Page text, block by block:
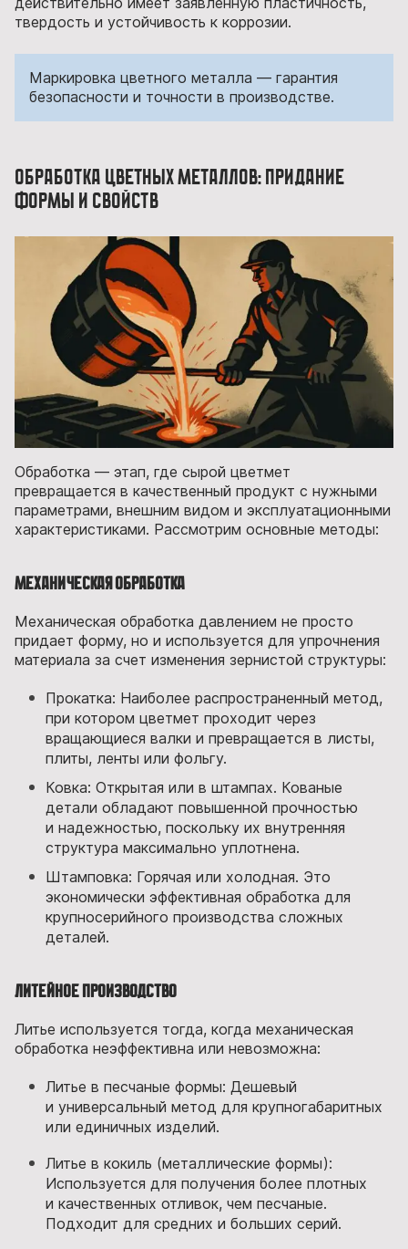
твердость и устойчивость к коррозии.
Маркировка цветного металла — гарантия
безопасности и точности в производстве.
Обработка цветных металлов: придание
формы и свойств
Обработка — этап, где сырой цветмет
превращается в качественный продукт с нужными
параметрами, внешним видом и эксплуатационными
характеристиками. Рассмотрим основные методы:
Механическая обработка
Механическая обработка давлением не просто
придает форму, но и используется для упрочнения
материала за счет изменения зернистой структуры:
Прокатка: Наиболее распространенный метод,
при котором цветмет проходит через
вращающиеся валки и превращается в листы,
плиты, ленты или фольгу.
Ковка: Открытая или в штампах. Кованые
детали обладают повышенной прочностью
и надежностью, поскольку их внутренняя
структура максимально уплотнена.
Штамповка: Горячая или холодная. Это
экономически эффективная обработка для
крупносерийного производства сложных
деталей.
Литейное производство
Литье используется тогда, когда механическая
обработка неэффективна или невозможна:
Литье в песчаные формы: Дешевый
и универсальный метод для крупногабаритных
или единичных изделий.
Литье в кокиль (металлические формы):
Используется для получения более плотных
и качественных отливок, чем песчаные.
Подходит для средних и больших серий.